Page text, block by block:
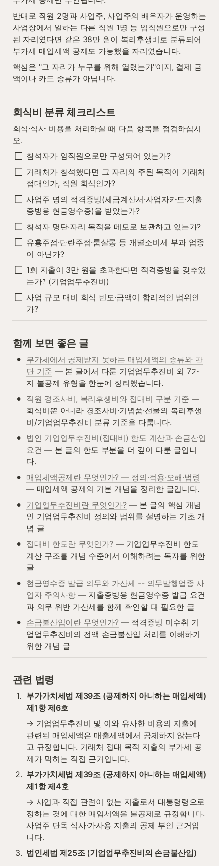
반대로 직원 2명과 사업주, 사업주의 배우자가 운영하는
사업장에서 일하는 다른 직원 1명 등 임직원으로만 구성
된 자리였다면 같은 38만 원이 복리후생비로 분류되어
부가세 매입세액 공제도 가능했을 자리였습니다.
핵심은 "그 자리가 누구를 위해 열렸는가"이지, 결제 금
액이나 카드 종류가 아닙니다.
회식비 분류 체크리스트
회식·식사 비용을 처리하실 때 다음 항목을 점검하십시
오.
참석자가 임직원으로만 구성되어 있는가?
거래처가 참석했다면 그 자리의 주된 목적이 거래처
접대인가, 직원 회식인가?
사업주 명의 적격증빙(세금계산서·사업자카드·지출
증빙용 현금영수증)을 받았는가?
참석자 명단·자리 목적을 메모로 보관하고 있는가?
유흥주점·단란주점·룸살롱 등 개별소비세 부과 업종
이 아닌가?
1회 지출이 3만 원을 초과한다면 적격증빙을 갖추었
는가? (기업업무추진비)
사업 규모 대비 회식 빈도·금액이 합리적인 범위인
가?
함께 보면 좋은 글
•
부가세에서 공제받지 못하는 매입세액의 종류와 판
단 기준 — 본 글에서 다룬 기업업무추진비 외 7가
지 불공제 유형을 한눈에 정리했습니다.
• 직원 경조사비, 복리후생비와 접대비 구분 기준 —
회식비뿐 아니라 경조사비·기념품·선물의 복리후생
비/기업업무추진비 분류 기준을 다룹니다.
•
법인 기업업무추진비(접대비) 한도 계산과 손금산입
요건 — 본 글의 한도 부분을 더 깊이 다룬 글입니
다.
•
매입세액공제란 무엇인가? — 정의·적용·오해·법령
— 매입세액 공제의 기본 개념을 정리한 글입니다.
• 기업업무추진비란 무엇인가? — 본 글의 핵심 개념
인 기업업무추진비 정의와 범위를 설명하는 기초 개
념 글
• 접대비 한도란 무엇인가? — 기업업무추진비 한도
계산 구조를 개념 수준에서 이해하려는 독자를 위한
글
•
현금영수증 발급 의무와 가산세 -- 의무발행업종 사
업자 주의사항 — 지출증빙용 현금영수증 발급 요건
과 의무 위반 가산세를 함께 확인할 때 필요한 글
• 손금불산입이란 무엇인가? — 적격증빙 미수취 기
업업무추진비의 전액 손금불산입 처리를 이해하기
위한 개념 글
관련 법령
1.
부가가치세법 제39조 (공제하지 아니하는 매입세액)
제1항 제6호
→ 기업업무추진비 및 이와 유사한 비용의 지출에
관련된 매입세액은 매출세액에서 공제하지 않는다
고 규정합니다. 거래처 접대 목적 지출의 부가세 공
제가 막히는 직접 근거입니다.
2. 부가가치세법 제39조 (공제하지 아니하는 매입세액)
제1항 제4호
→ 사업과 직접 관련이 없는 지출로서 대통령령으로
정하는 것에 대한 매입세액을 불공제로 규정합니다.
사업주 단독 식사·가사용 지출의 공제 부인 근거입
니다.
3. 법인세법 제25조 (기업업무추진비의 손금불산입)